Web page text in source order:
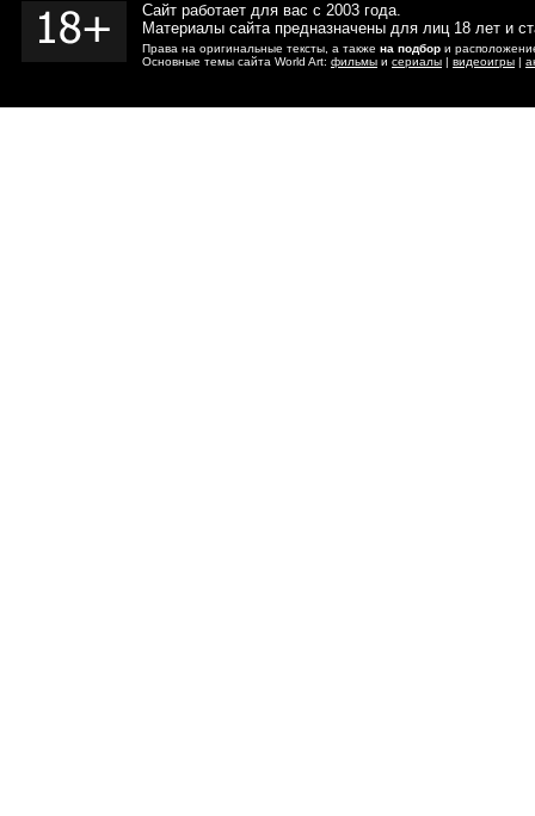
Сайт работает для вас с 2003 года.
Материалы сайта предназначены для лиц 18 лет и
Права на оригинальные тексты, а также на подбор и
Основные темы сайта World Art: фильмы и сериалы | видеоигры |